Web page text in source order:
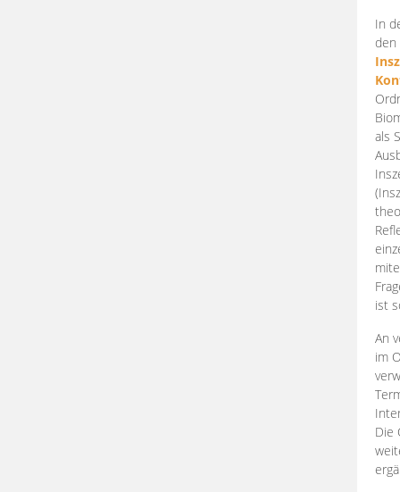
In
den
als
ist
An
im
Die